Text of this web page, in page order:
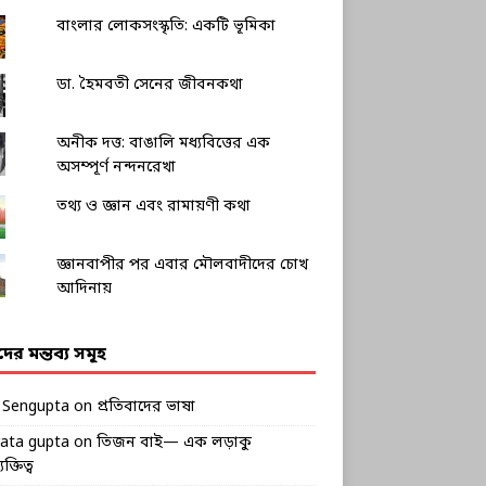
বাংলার লোকসংস্কৃতি: একটি ভূমিকা
ডা. হৈমবতী সেনের জীবনকথা
অনীক দত্ত: বাঙালি মধ্যবিত্তের এক
অসম্পূর্ণ নন্দনরেখা
তথ্য ও জ্ঞান এবং রামায়ণী কথা
জ্ঞানবাপীর পর এবার মৌলবাদীদের চোখ
আদিনায়
মন্তব্য সমূহ
on প্রতিবাদের ভাষা
gupta on তিজন বাই— এক লড়াকু